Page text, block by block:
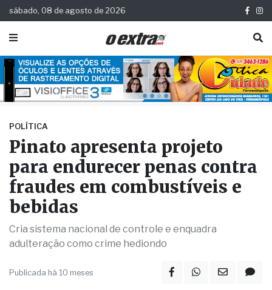
sábado, 08 de agosto de 2026
POLÍTICA
Pinato apresenta projeto
para endurecer penas contra
fraudes em combustíveis e
bebidas
Cria sistema nacional de controle e enquadra